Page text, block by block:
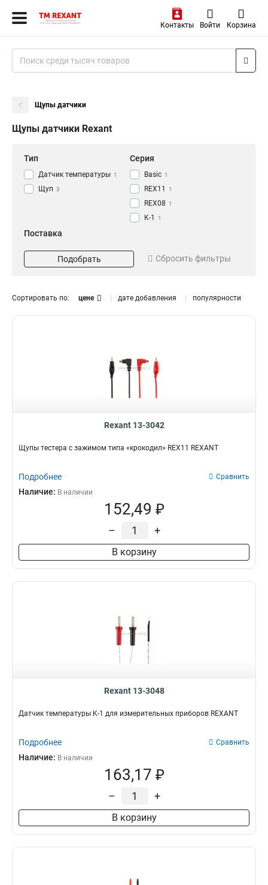
Контакты Войти Корзина
Щупы датчики
Щупы датчики Rexant
Тип
Датчик температуры 1
Щуп 3
Серия
Basic 1
REX11 1
REX08 1
K-1 1
Поставка
Набор 1
Подобрать Сбросить фильтры
Сортировать по: цене дате добавления популярности
Rexant 13-3042
Щупы тестера с зажимом типа «крокодил» REX11 REXANT
Подробнее Сравнить
Наличие: В наличии
152,49 ₽
– +
В корзину
Rexant 13-3048
Датчик температуры K-1 для измерительных приборов REXANT
Подробнее Сравнить
Наличие: В наличии
163,17 ₽
– +
В корзину